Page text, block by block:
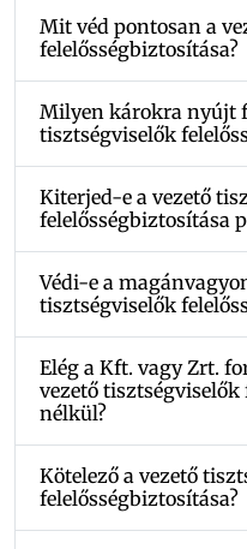
Mit véd pontosan a
felelősségbiztosítása?
Milyen károkra nyújt
tisztségviselők
Kiterjed-e a vezető
felelősségbiztosítása
Védi-e a
tisztségviselők
Elég a Kft. vagy Zrt.
vezető
nélkül?
Kötelező a vezető
felelősségbiztosítása?